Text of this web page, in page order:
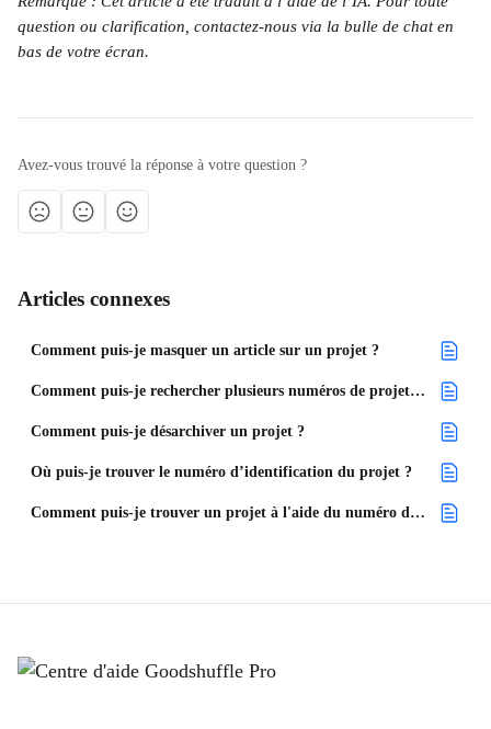
question ou clarification, contactez-nous via la bulle de chat en
bas de votre écran.
Avez-vous trouvé la réponse à votre question ?
Articles connexes
Comment puis-je masquer un article sur un projet ?
Comment puis-je rechercher plusieurs numéros de projet en même temps ?
Comment puis-je désarchiver un projet ?
Où puis-je trouver le numéro d’identification du projet ?
Comment puis-je trouver un projet à l'aide du numéro de téléphone de mon client ?